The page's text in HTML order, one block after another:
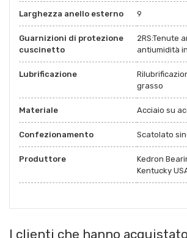
Larghezza anello esterno 9
Guarnizioni di protezione
cuscinetto
2RS:Tenute
antiumidità
Lubrificazione
grasso
Materiale Acciaio su
Confezionamento Scatolato
Produttore
Kedron
Kentucky
I clienti che hanno